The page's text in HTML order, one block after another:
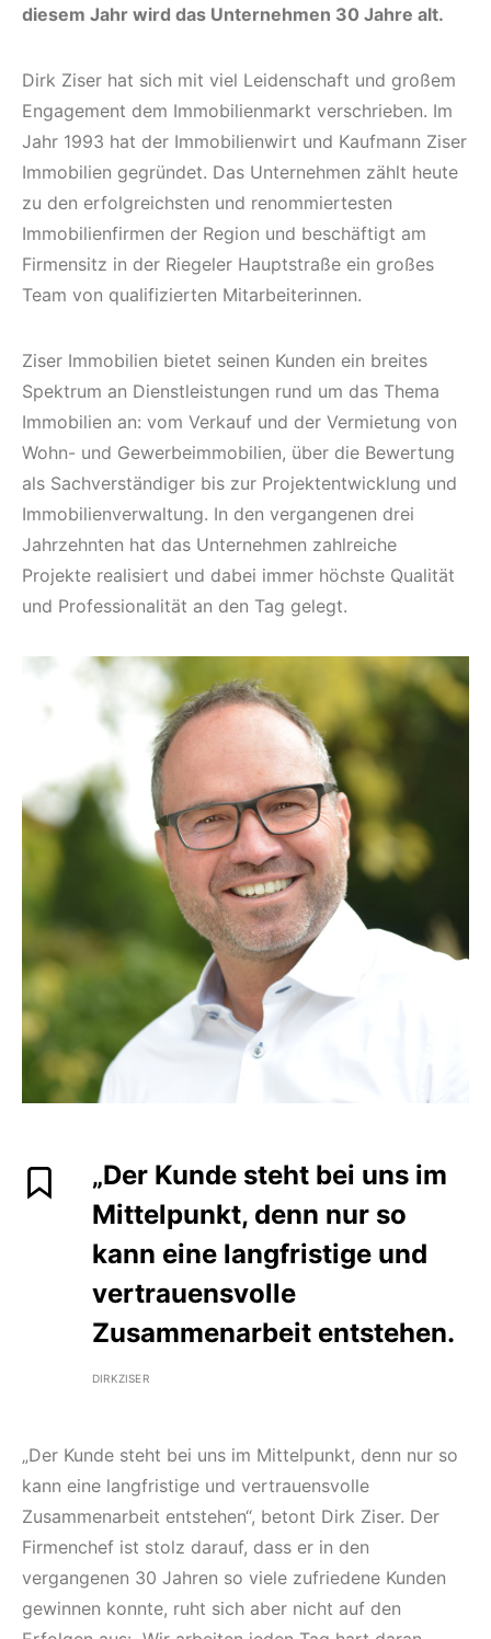
diesem Jahr wird das Unternehmen 30 Jahre alt.
Dirk Ziser hat sich mit viel Leidenschaft und großem
Engagement dem Immobilienmarkt verschrieben. Im
Jahr 1993 hat der Immobilienwirt und Kaufmann Ziser
Immobilien gegründet. Das Unternehmen zählt heute
zu den erfolgreichsten und renommiertesten
Immobilienfirmen der Region und beschäftigt am
Firmensitz in der Riegeler Hauptstraße ein großes
Team von qualifizierten Mitarbeiterinnen.
Ziser Immobilien bietet seinen Kunden ein breites
Spektrum an Dienstleistungen rund um das Thema
Immobilien an: vom Verkauf und der Vermietung von
Wohn- und Gewerbeimmobilien, über die Bewertung
als Sachverständiger bis zur Projektentwicklung und
Immobilienverwaltung. In den vergangenen drei
Jahrzehnten hat das Unternehmen zahlreiche
Projekte realisiert und dabei immer höchste Qualität
und Professionalität an den Tag gelegt.
„Der Kunde steht bei uns im
Mittelpunkt, denn nur so
kann eine langfristige und
vertrauensvolle
Zusammenarbeit entstehen.
DIRKZISER
„Der Kunde steht bei uns im Mittelpunkt, denn nur so
kann eine langfristige und vertrauensvolle
Zusammenarbeit entstehen“, betont Dirk Ziser. Der
Firmenchef ist stolz darauf, dass er in den
vergangenen 30 Jahren so viele zufriedene Kunden
gewinnen konnte, ruht sich aber nicht auf den